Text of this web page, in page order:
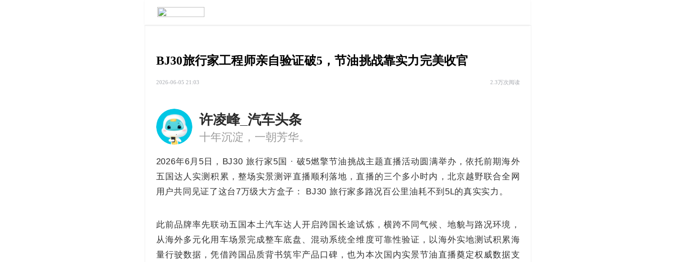
BJ30旅行家工程师亲自验证破5，节油挑战靠实力完美收官
2026-06-05 21:03 2.3万次阅读
许凌峰_汽车头条
十年沉淀，一朝芳华。
2026年6月5日，BJ30 旅行家5国 · 破5燃擎节油挑战主题直播活动圆满举办，依托前期海外
五国达人实测积累，整场实景测评直播顺利落地，直播的三个多小时内，北京越野联合全网
用户共同见证了这台7万级大方盒子： BJ30 旅行家多路况百公里油耗不到5L的真实实力。
此前品牌率先联动五国本土汽车达人开启跨国长途试炼，横跨不同气候、地貌与路况环境，
从海外多元化用车场景完成整车底盘、混动系统全维度可靠性验证，以海外实地测试积累海
量行驶数据，凭借跨国品质背书筑牢产品口碑，也为本次国内实景节油直播奠定权威数据支